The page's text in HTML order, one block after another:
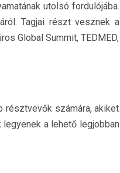
utolsó fordulójába.
Tagjai részt vesznek a
Global Summit, TEDMED,
résztvevők számára, akiket
a lehető legjobban